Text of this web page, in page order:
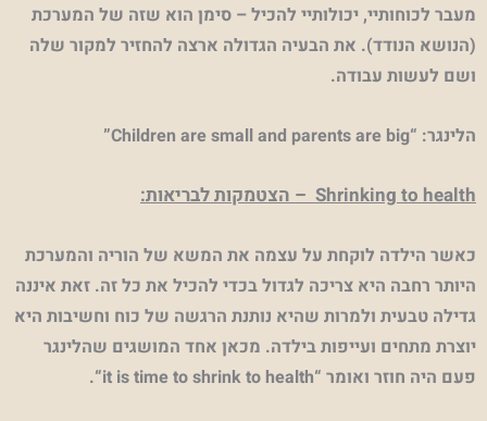
מעבר לכוחותיי, יכולותיי להכיל – סימן הוא שזה של המערכת
(הנושא הנודד). את הבעיה הגדולה ארצה להחזיר למקור שלה
ושם לעשות עבודה.
הלינגר: “Children are small and parents are big”
Shrinking to health– הצטמקות לבריאות:
כאשר הילדה לוקחת על עצמה את המשא של הוריה והמערכת
היותר רחבה היא צריכה לגדול בכדי להכיל את כל זה. זאת איננה
גדילה טבעית ולמרות שהיא נותנת הרגשה של כוח וחשיבות היא
יוצרת מתחים ועייפות בילדה. מכאן אחד המושגים שהלינגר
פעם היה חוזר ואומר “it is time to shrink to health
“.